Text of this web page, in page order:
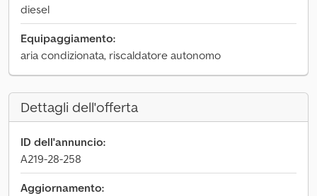
diesel
Equipaggiamento:
aria condizionata, riscaldatore autonomo
Dettagli dell'offerta
ID dell'annuncio:
A219-28-258
Aggiornamento: